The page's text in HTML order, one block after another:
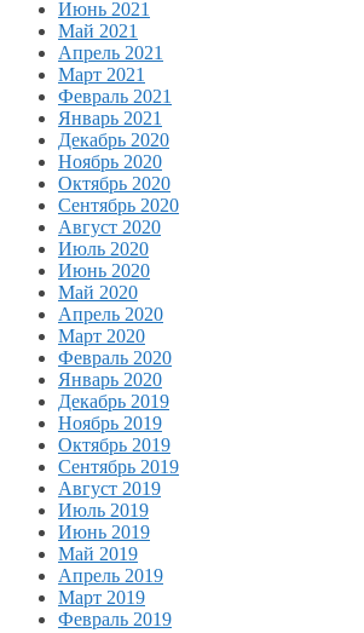
Июнь 2021
Май 2021
Апрель 2021
Март 2021
Февраль 2021
Январь 2021
Декабрь 2020
Ноябрь 2020
Октябрь 2020
Сентябрь 2020
Август 2020
Июль 2020
Июнь 2020
Май 2020
Апрель 2020
Март 2020
Февраль 2020
Январь 2020
Декабрь 2019
Ноябрь 2019
Октябрь 2019
Сентябрь 2019
Август 2019
Июль 2019
Июнь 2019
Май 2019
Апрель 2019
Март 2019
Февраль 2019